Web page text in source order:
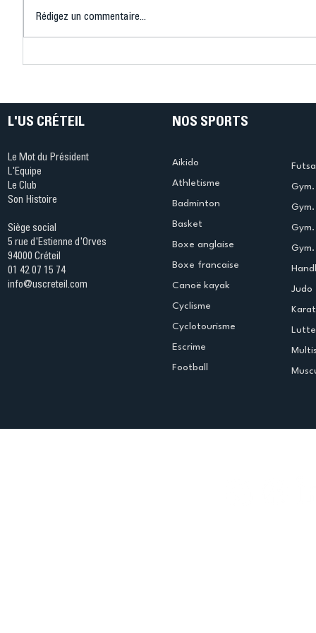
Ping ? Quand le tennis de
termine
Rédigez un commentaire...
L'US CRÉTEIL
Le Mot du Président
L'Equipe
Le Club
Son Histoire
Siège social
5 rue d'Estienne d'Orves
94000 Créteil
01 42 07 15 74
info@uscreteil.com
NOS SPORTS
Aikido
Athletisme
Badminton
Basket
Boxe anglaise
Boxe francaise
Canoë kayak
Cyclisme
Cyclotourisme
Escrime
Football
Judo
Lutte